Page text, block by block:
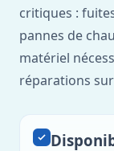
critiques :
pannes de
matériel
réparations